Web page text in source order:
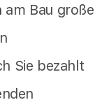
Bau große
Sie bezahlt